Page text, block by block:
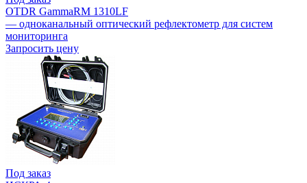
OTDR GammaRM 1310LF
— одноканальный оптический рефлектометр для систем
мониторинга
Запросить цену
Под заказ